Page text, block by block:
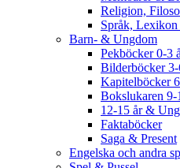
Religion,
Språk,
Barn- & Ungdom
Pekböcker 0-3
Bilderböcker 3-
Kapitelböcker
Bokslukaren 9-
12-15 år &
Faktaböcker
Saga & Present
Engelska och andra